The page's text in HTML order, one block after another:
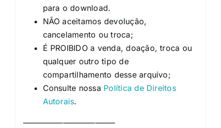
para o download.
NÃO aceitamos devolução,
cancelamento ou troca;
É PROIBIDO a venda, doação, troca ou
qualquer outro tipo de
compartilhamento desse arquivo;
Consulte nossa Política de Direitos
Autorais.
———————————–